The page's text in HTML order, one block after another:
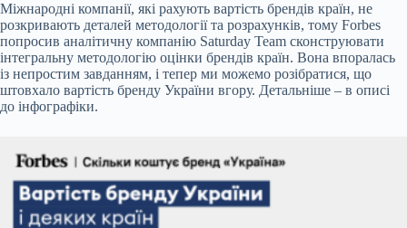
Міжнародні компанії, які рахують вартість брендів країн, не
розкривають деталей методології та розрахунків, тому Forbes
попросив аналітичну компанію Saturday Team сконструювати
інтегральну методологію оцінки брендів країн. Вона впоралась
із непростим завданням, і тепер ми можемо розібратися, що
штовхало вартість бренду України вгору. Детальніше – в описі
до інфографіки.